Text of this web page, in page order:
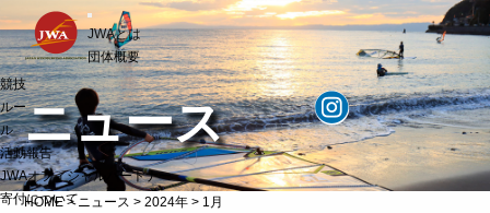
t
o
g
g
l
e
n
a
v
i
g
a
JWAとは
団体概要
競技
ルー
ル
活動報告
JWAオフィシャルパートナー
寄付について
ニュース
HOME> ニュース >2024年 > 1月